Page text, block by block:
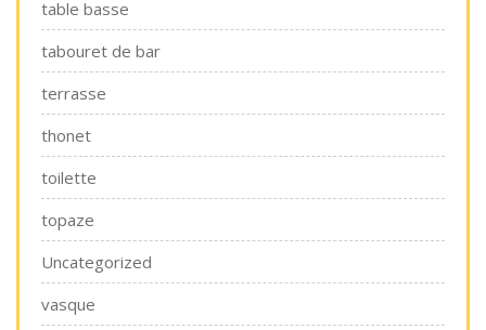
table basse
tabouret de bar
terrasse
thonet
toilette
topaze
Uncategorized
vasque